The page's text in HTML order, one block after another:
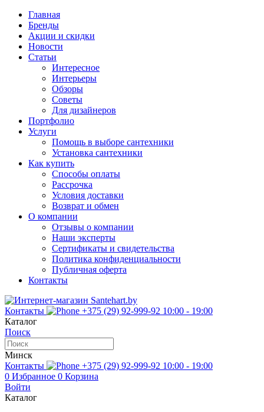
Главная
Бренды
Акции и скидки
Новости
Статьи
Интересное
Интерьеры
Обзоры
Советы
Для дизайнеров
Портфолио
Услуги
Помощь в выборе сантехники
Установка сантехники
Как купить
Способы оплаты
Рассрочка
Условия доставки
Возврат и обмен
О компании
Отзывы о компании
Наши эксперты
Сертификаты и свидетельства
Политика конфиденциальности
Публичная оферта
Контакты
Контакты +375 (29) 92-999-92 10:00 - 19:00
Каталог
Поиск
Минск
Контакты
+375 (29) 92-999-92 10:00 - 19:00
0 Избранное 0 Корзина
Войти
Каталог